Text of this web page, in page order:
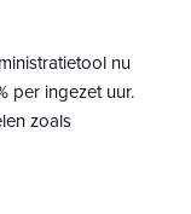
nu
per ingezet uur.
zoals